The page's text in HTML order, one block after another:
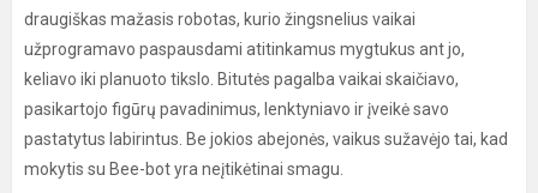
draugiškas mažasis robotas, kurio žingsnelius vaikai
užprogramavo paspausdami atitinkamus mygtukus ant jo,
keliavo iki planuoto tikslo. Bitutės pagalba vaikai skaičiavo,
pasikartojo figūrų pavadinimus, lenktyniavo ir įveikė savo
pastatytus labirintus. Be jokios abejonės, vaikus sužavėjo tai, kad
mokytis su Bee-bot yra neįtikėtinai smagu.